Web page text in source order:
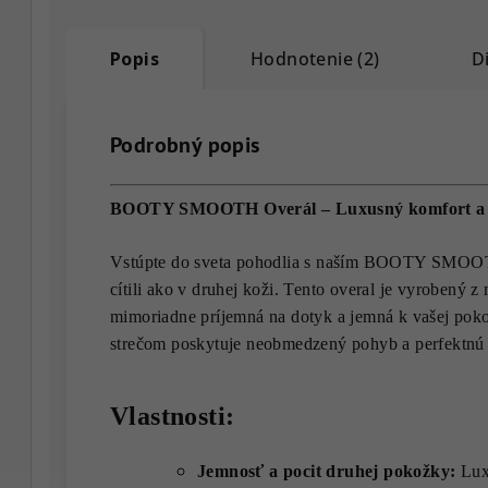
Popis Hodnotenie (2)
Podrobný popis
BOOTY SMOOTH Overál – Luxusný komfort
Vstúpte do sveta pohodlia s naším BOOTY
cítili ako v druhej koži. Tento overal je vyrobený z
mimoriadne príjemná na dotyk a jemná k vašej
strečom poskytuje neobmedzený pohyb a
Vlastnosti:
Jemnosť a pocit druhej pokožky: